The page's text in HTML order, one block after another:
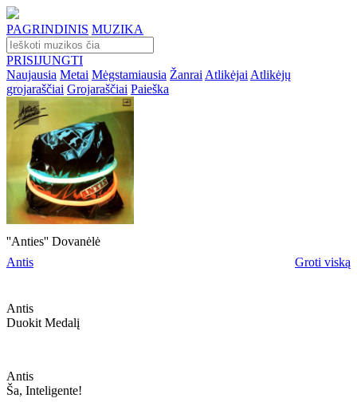
PAGRINDINIS MUZIKA
PRISIJUNGTI
Naujausia Metai Mėgstamiausia Žanrai Atlikėjai Atlikėjų
grojaraščiai Grojaraščiai Paieška
''Anties'' Dovanėlė
Antis
Groti viską
Antis
Duokit Medalį
Antis
Ša, Inteligente!